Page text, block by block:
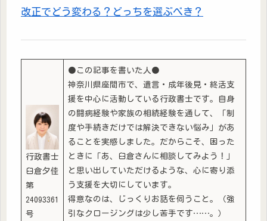
改正でどう変わる？どっちを選ぶべき？
行政書士
臼倉夕佳
第
24093361
号
●この記事を書いた人●
神奈川県座間市で、遺言・成年後見・終活支
援を中心に活動している行政書士です。自身
の闘病経験や家族の相続経験を通して、「制
度や手続きだけでは解決できない悩み」があ
ることを実感しました。だからこそ、困った
ときに「あ、臼倉さんに相談してみよう！」
と思い出していただけるような、心に寄り添
う支援を大切にしています。
得意なのは、じっくりお話を伺うこと。（強
引なクロージングは少し苦手です……。）